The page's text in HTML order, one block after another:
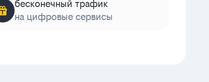
бесконечный трафик
на цифровые сервисы